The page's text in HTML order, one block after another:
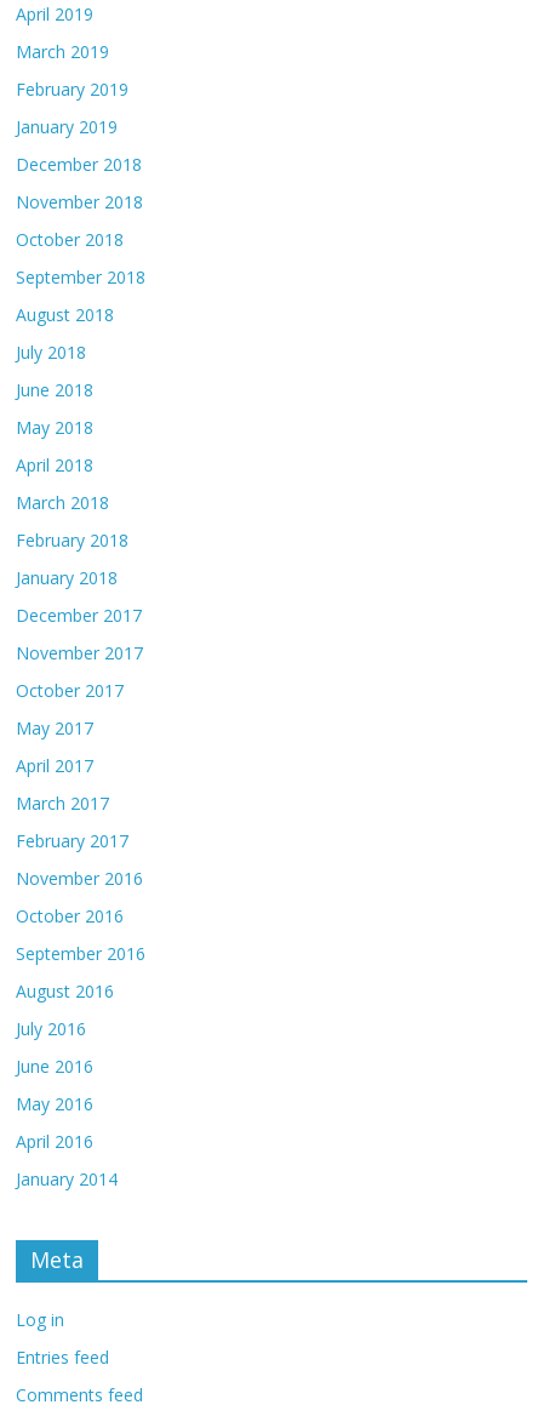
April 2019
March 2019
February 2019
January 2019
December 2018
November 2018
October 2018
September 2018
August 2018
July 2018
June 2018
May 2018
April 2018
March 2018
February 2018
January 2018
December 2017
November 2017
October 2017
May 2017
April 2017
March 2017
February 2017
November 2016
October 2016
September 2016
August 2016
July 2016
June 2016
May 2016
April 2016
January 2014
Meta
Log in
Entries feed
Comments feed